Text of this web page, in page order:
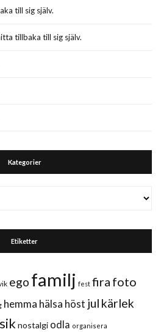
till sig själv.
tillbaka till sig själv.
Kategorier
Etiketter
ego familj fest fira foto
hemma hälsa höst jul kärlek
nostalgi odla organisera